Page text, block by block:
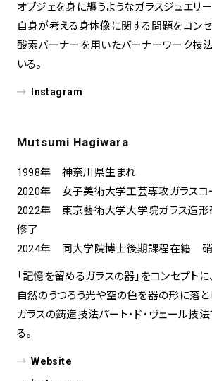
オブジェを身に纏うようなガラスジュエリ
自身が考える身体像に関する問題をコンセ
酸素バーナーを用いたバーナーワーク技
いる。
Instagram
Mutsumi Hagiwara
1998年 神奈川県生まれ
2020年 女子美術大学工芸専攻ガラスコ
2022年 東京藝術大学大学院ガラス造
修了
2024年 同大学院博士後期課程在籍 硝
「記憶を留めるガラスの器」をコンセプトに、
自然のうつろう光や空の色を器の形に落と
ガラスの鋳造技法パート・ド・ヴェール技
る。
Website